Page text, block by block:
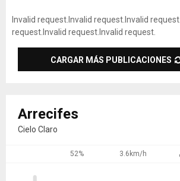
Invalid request. Invalid request. Invalid request.
request. Invalid request. Invalid request.
CARGAR MÁS PUBLICACIONES
Arrecifes
Cielo Claro
52% 3.6km/h